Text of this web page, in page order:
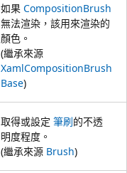
如果 CompositionBrush
無法渲染，該用來渲染的
顏色。
(繼承來源
XamlCompositionBrush
Base)
取得或設定 筆刷的不透
明度程度。
(繼承來源 Brush)